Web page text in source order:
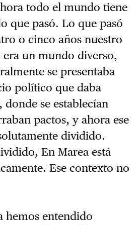
todo el mundo tiene
que pasó. Lo que pasó
o cinco años nuestro
un mundo diverso,
se presentaba
político que daba
donde se establecían
pactos, y ahora ese
dividido.
En Marea está
Ese contexto no
hemos entendido